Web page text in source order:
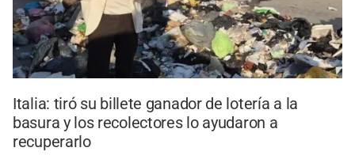
Italia: tiró su billete ganador de lotería a la
basura y los recolectores lo ayudaron a
recuperarlo